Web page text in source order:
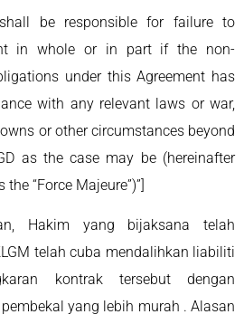
be responsible for failure to
in whole or in part if the non-
under this Agreement has
with any relevant laws or war,
or other circumstances beyond
as the case may be (hereinafter
“Force Majeure”)”]
Hakim yang bijaksana telah
telah cuba mendalihkan liabiliti
kontrak tersebut dengan
yang lebih murah . Alasan